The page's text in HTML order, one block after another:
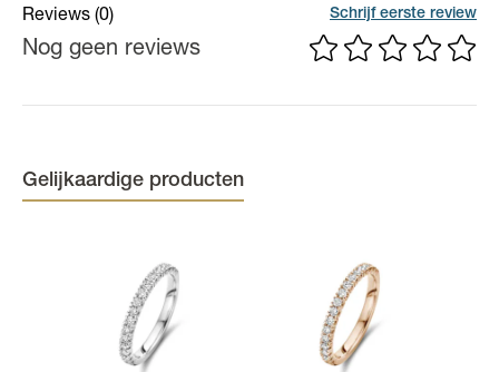
Materiaal 18 karaat goud
(Edel)steen Briljant
Reviews (0) Schrijf eerste review
Nog geen reviews
Gelijkaardige producten